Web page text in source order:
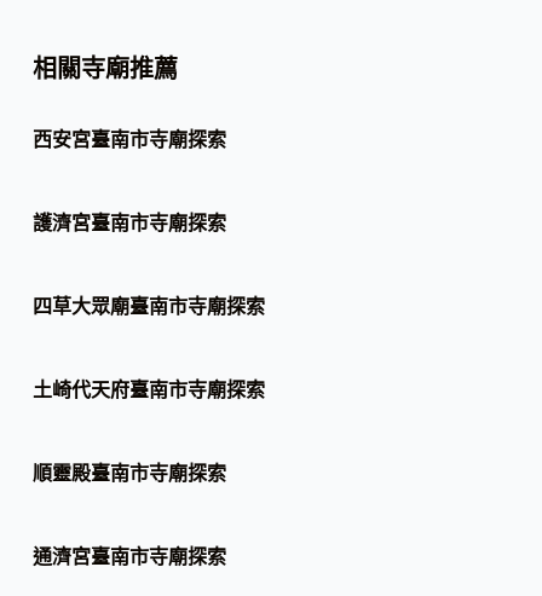
相關寺廟推薦
西安宮臺南市寺廟探索
護濟宮臺南市寺廟探索
四草大眾廟臺南市寺廟探索
土崎代天府臺南市寺廟探索
順靈殿臺南市寺廟探索
通濟宮臺南市寺廟探索